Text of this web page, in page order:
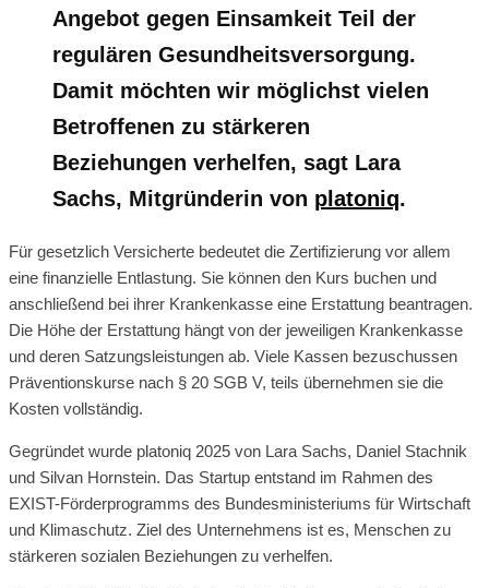
Angebot gegen Einsamkeit Teil der
regulären Gesundheitsversorgung.
Damit möchten wir möglichst vielen
Betroffenen zu stärkeren
Beziehungen verhelfen, sagt Lara
Sachs, Mitgründerin von platoniq.
Für gesetzlich Versicherte bedeutet die Zertifizierung vor allem
eine finanzielle Entlastung. Sie können den Kurs buchen und
anschließend bei ihrer Krankenkasse eine Erstattung beantragen.
Die Höhe der Erstattung hängt von der jeweiligen Krankenkasse
und deren Satzungsleistungen ab. Viele Kassen bezuschussen
Präventionskurse nach § 20 SGB V, teils übernehmen sie die
Kosten vollständig.
Gegründet wurde platoniq 2025 von Lara Sachs, Daniel Stachnik
und Silvan Hornstein. Das Startup entstand im Rahmen des
EXIST-Förderprogramms des Bundesministeriums für Wirtschaft
und Klimaschutz. Ziel des Unternehmens ist es, Menschen zu
stärkeren sozialen Beziehungen zu verhelfen.